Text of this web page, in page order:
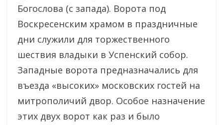
Богослова (с запада). Ворота под
Воскресенским храмом в праздничные
дни служили для торжественного
шествия владыки в Успенский собор.
Западные ворота предназначались для
въезда «высоких» московских гостей на
митрополичий двор. Особое назначение
этих двух ворот как раз и было